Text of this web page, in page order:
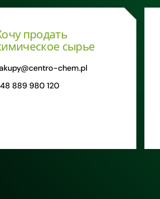
продать
сырье
chem.pl
889 980 120